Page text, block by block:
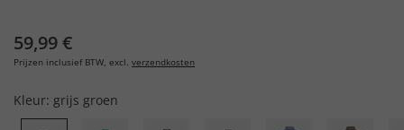
59,99 €
Prijzen inclusief BTW, excl. verzendkosten
Kleur: grijs groen